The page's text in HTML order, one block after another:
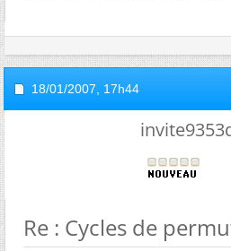
18/01/2007, 17h44
Re : Cycles de